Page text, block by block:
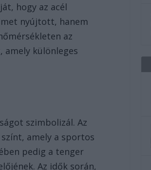
hogy az acél
nyújtott, hanem
az
amely különleges
szimbolizál. Az
amely a sportos
pedig a tenger
Az idők során,